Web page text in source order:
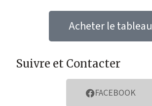
Acheter le tableau
Suivre et Contacter
FACEBOOK